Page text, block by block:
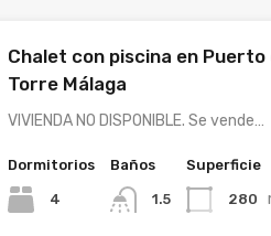
Chalet con piscina en Puerto
Torre Málaga
VIVIENDA NO DISPONIBLE. Se vende…
Dormitorios
4
Baños
1.5
Superficie
280